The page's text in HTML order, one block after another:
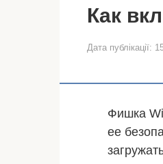
Как
Дата публікації:
Фишка
ее